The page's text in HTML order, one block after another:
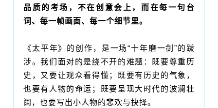
品质的考场，不在创意会上，而在每一句台
词、每一帧画面、每一个细节里。
《太平年》的创作，是一场“十年磨一剑”的跋
涉。我们面对的是绕不开的难题：既要尊重历
史，又要让观众看得懂；既要有历史的气象，
也要有人物的命运；既要呈现大时代的波澜壮
阔，也要写出小人物的悲欢与抉择。